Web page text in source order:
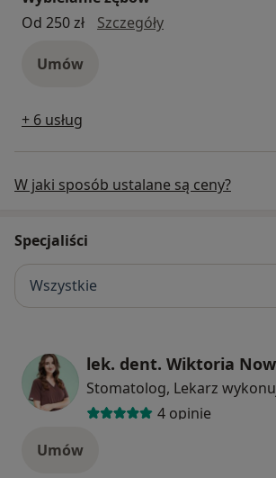
Od 250 zł
SzczegółyWybielanie zębów
Umów
+ 6 usług
W jaki sposób ustalane są ceny?
Specjaliści
Wszystkie
4 opinie
Umów